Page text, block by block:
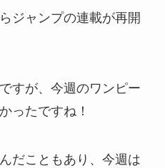
ジャンプの連載が再開
すが、今週のワンピー
ったですね！
だこともあり、今週は